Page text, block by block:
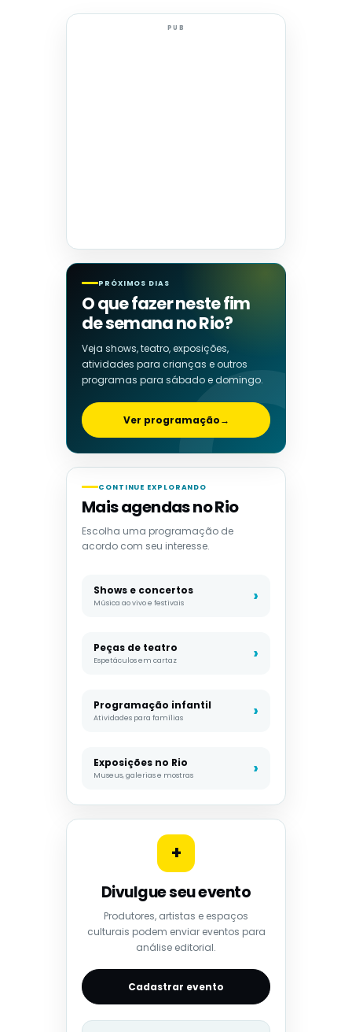
PUB
PRÓXIMOS DIAS
O que fazer neste fim
de semana no Rio?
Veja shows, teatro, exposições,
atividades para crianças e outros
programas para sábado e domingo.
Ver programação→
CONTINUE EXPLORANDO
Mais agendas no Rio
Escolha uma programação de
acordo com seu interesse.
Shows e concertos
Música ao vivo e festivais
Peças de teatro
Espetáculos em cartaz
Programação infantil
Atividades para famílias
Exposições no Rio
Museus, galerias e mostras
+
Divulgue seu evento
Produtores, artistas e espaços
culturais podem enviar eventos para
análise editorial.
Cadastrar evento